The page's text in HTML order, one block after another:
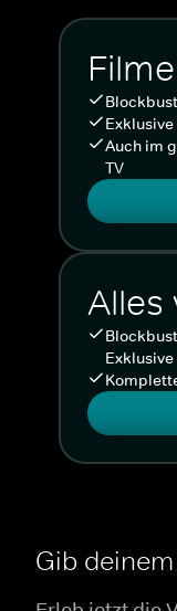
Auch im
TV
Alles
Gib